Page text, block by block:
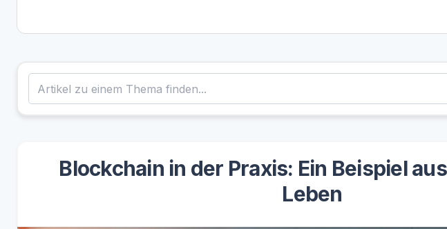
Blockchain in der Praxis: Ein Beispiel
Leben